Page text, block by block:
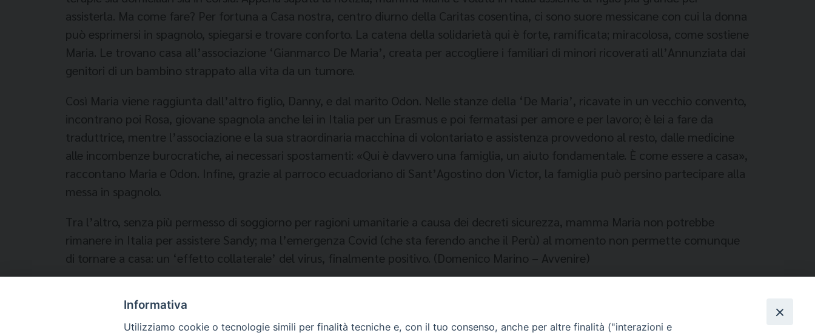
assisterla. Ma come fare? Per fortuna a Casa nostra, centro diurno della Caritas cosentina, ci sono suore messicane con cui la donna
può esprimersi in spagnolo, spiegarsi e trovare conforto. La catena della solidarietà qui è forte, ramificata; miracolosa, come sostiene
Maria. Le trovano casa all’associazione ‘Gianmarco De Maria’, creata per accogliere i familiari di minori ricoverati all’Annunziata dai
genitori di un bambino strappato alla vita da un tumore.
Così Maria viene raggiunta dall’altro figlio, Danny, e dal marito Odon. Nelle stanze della ‘De Maria’, ricavate in un vecchio convento,
incontrano poi Rosa, giovane spagnola anche lei in Italia per un Erasmus e poi fermatasi per amore e per lavoro; è lei a fare da
traduttrice, mentre l’associazione e la sua straordinaria macchina di volontariato e assistenza provvedono al resto, dalle medicine
alle incombenze burocratiche, ai necessari spostamenti: «Qui è davvero una famiglia, un aiuto fondamentale. È come essere a casa»,
raccontano Maria e Odon. Infine, grazie al parroco ecuadoriano di Sant’Agostino don Victor, la famiglia può persino partecipare alla
messa in spagnolo.
Tra l’altro, senza più permesso di soggiorno per ragioni umanitarie a causa dei decreti sicurezza, mamma Maria non potrebbe
rimanere in Italia per assistere Sandy; ma l’emergenza Covid (che sta ferendo anche il Perù) al momento non permette comunque
di tornare a casa: un ‘effetto collaterale’ del virus, finalmente positivo. (Domenico Marino – Avvenire)
Informativa
Utilizziamo cookie o tecnologie simili per finalità tecniche e, con il tuo consenso, anche per altre finalità ("interazioni e